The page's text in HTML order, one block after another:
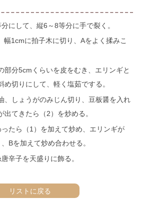
にして、縦6～8等分に手で裂く。
幅1cmに拍子木に切り、Aをよく揉みこ
部分5cmくらいを皮をむき、エリンギと
め切りにして、軽く塩茹でする。
、しょうがのみじん切り、豆板醤を入れ
出てきたら（2）を炒める。
ったら（1）を加えて炒め、エリンギが
Bを加えて炒め合わせる。
辛子を天盛りに飾る。
リストに戻る